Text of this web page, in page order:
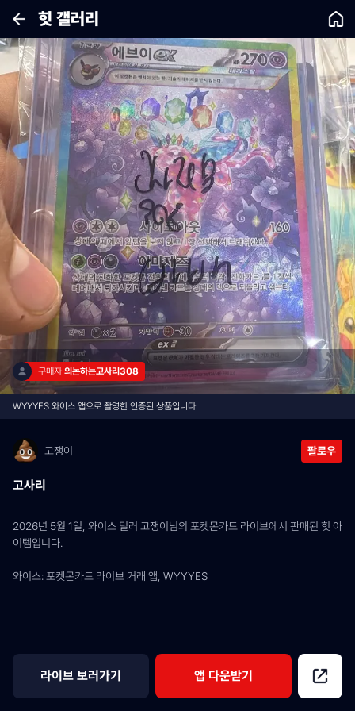
힛 갤러리
구매자 의논하는고사리308
WYYYES 와이스 앱으로 촬영한 인증된 상품입니다
고쟁이 팔로우
고사리
2026년 5월 1일, 와이스 딜러 고쟁이님의 포켓몬카드 라이브에서 판매된 힛 아
이템입니다.
와이스: 포켓몬카드 라이브 거래 앱, WYYYES
라이브 보러가기 앱 다운받기